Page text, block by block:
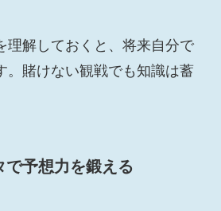
理解しておくと、将来自分で
。賭けない観戦でも知識は蓄
で予想力を鍛える